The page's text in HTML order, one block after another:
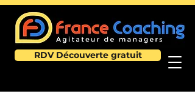
RDV Découverte gratuit